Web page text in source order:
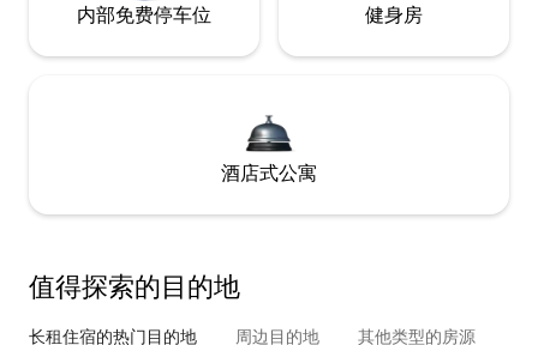
内部免费停车位 健身房
酒店式公寓
值得探索的目的地
长租住宿的热门目的地 周边目的地 其他类型的房源